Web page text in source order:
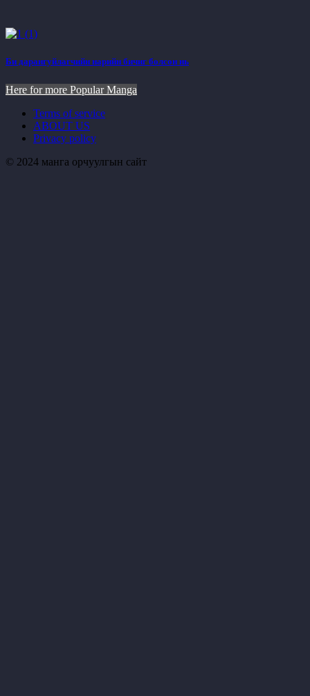
Би дарангуйлагчийн нарийн бичиг болсон нь
Here for more Popular Manga
Terms of service
ABOUT US
Privacy policy
© 2024 манга орчуулгын сайт